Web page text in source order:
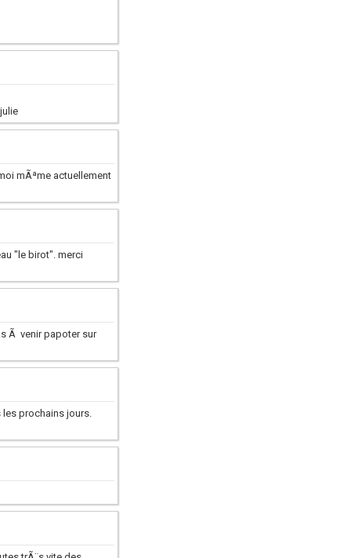
mÃªme actuellement
"le birot". merci
Ã venir papoter sur
prochains jours.